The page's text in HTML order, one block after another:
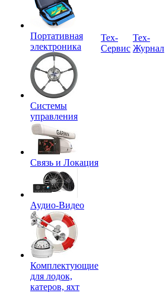
Портативная
электроника
Системы
управления
Связь и Локация
Аудио-Видео
Комплектующие
для лодок,
катеров, яхт
Tex-
Сервис
Тех-
Журнал